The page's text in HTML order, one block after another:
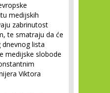
medijskih
zabrinutost
te smatraju da će
dnevnog lista
medijske slobode
Viktora